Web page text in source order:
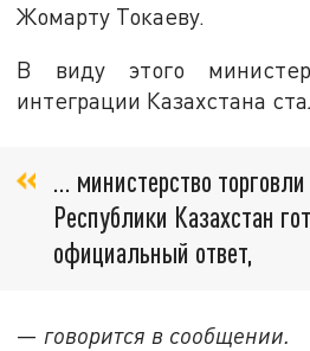
Жомарту Токаеву.
В виду этого
интеграции Казахстана
… министерство
Республики Казахстан
официальный ответ,
— говорится в сообщении.